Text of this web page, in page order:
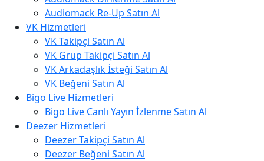
Audiomack Re-Up Satın Al
VK Hizmetleri
VK Takipçi Satın Al
VK Grup Takipçi Satın Al
VK Arkadaşlık İsteği Satın Al
VK Beğeni Satın Al
Bigo Live Hizmetleri
Bigo Live Canlı Yayın İzlenme Satın Al
Deezer Hizmetleri
Deezer Takipçi Satın Al
Deezer Beğeni Satın Al